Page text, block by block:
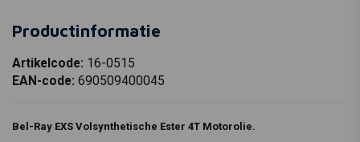
Productinformatie
Artikelcode: 16-0515
EAN-code: 690509400045
Bel-Ray EXS Volsynthetische Ester 4T Motorolie.